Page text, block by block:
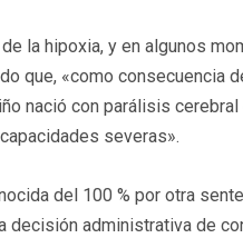
la hipoxia, y en algunos
que, «como consecuencia
nació con parálisis
severas».
del 100 % por otra
administrativa de